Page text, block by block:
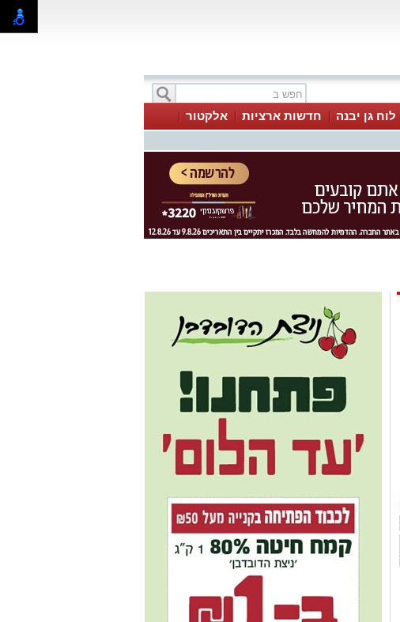
לוח גן יבנה חדשות ארציות
אלקטור